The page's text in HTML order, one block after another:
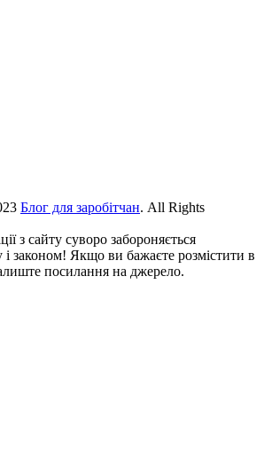
Блог для заробітчан. All Rights
з сайту суворо забороняється
і законом! Якщо ви бажаєте розмістити в
посилання на джерело.